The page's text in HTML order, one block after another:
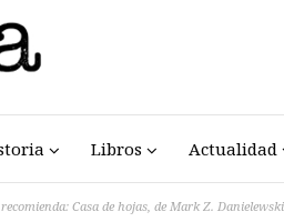
Libros Actualidad
Casa de hojas, de Mark Z. Danielewski